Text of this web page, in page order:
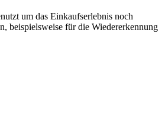
um das Einkaufserlebnis noch
beispielsweise für die Wiedererkennung